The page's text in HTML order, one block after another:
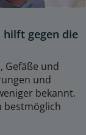
hilft gegen die
Gefäße und
und
bekannt.
bestmöglich